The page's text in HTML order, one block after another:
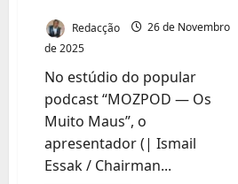
Redacção
26 de Novembro
de 2025
No estúdio do popular
podcast “MOZPOD — Os
Muito Maus”, o
apresentador (| Ismail
Essak / Chairman...